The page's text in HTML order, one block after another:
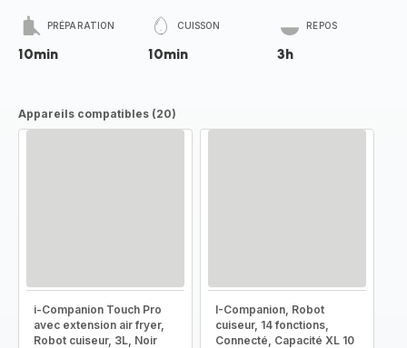
PRÉPARATION
10min
CUISSON
10min
REPOS
3h
Appareils compatibles (20)
i-Companion Touch Pro
avec extension air fryer,
Robot cuiseur, 3L, Noir
I-Companion, Robot
cuiseur, 14 fonctions,
Connecté, Capacité XL 10